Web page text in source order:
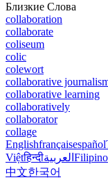
Близкие Слова
collaboration
collaborate
coliseum
colic
colewort
collaborative
collaborative learning
collaboratively
collaborator
collage
Englishfrançaisespañol
Việtहिन्दीالعربية Filipino
中文한국어